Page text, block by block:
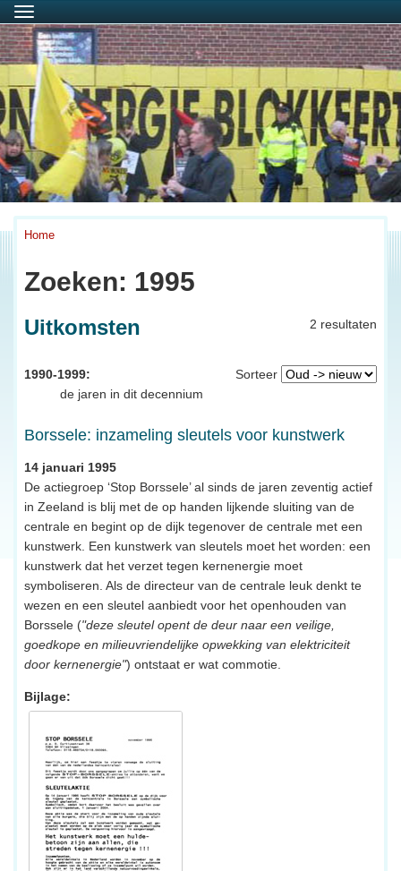
Menu
Home
Zoeken: 1995
2 resultaten
Uitkomsten
Sorteer
1990-1999:
de jaren in dit decennium
Borssele: inzameling sleutels voor kunstwerk
14 januari 1995
De actiegroep ‘Stop Borssele’ al sinds de jaren zeventig actief
in Zeeland is blij met de op handen lijkende sluiting van de
centrale en begint op de dijk tegenover de centrale met een
kunstwerk. Een kunstwerk van sleutels moet het worden: een
kunstwerk dat het verzet tegen kernenergie moet
symboliseren. Als de directeur van de centrale leuk denkt te
wezen en een sleutel aanbiedt voor het openhouden van
Borssele ("deze sleutel opent de deur naar een veilige,
goedkope en milieuvriendelijke opwekking van elektriciteit
door kernenergie") ontstaat er wat commotie.
Bijlage: